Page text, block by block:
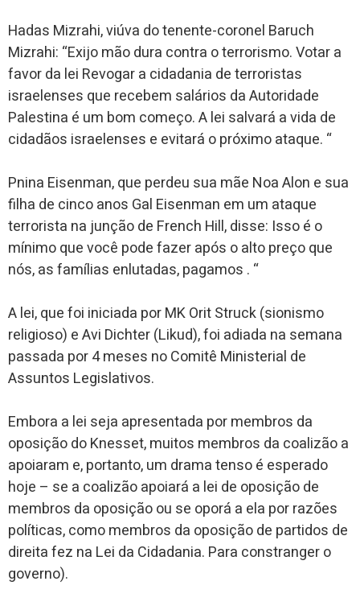
Hadas Mizrahi, viúva do tenente-coronel Baruch
Mizrahi: “Exijo mão dura contra o terrorismo. Votar a
favor da lei Revogar a cidadania de terroristas
israelenses que recebem salários da Autoridade
Palestina é um bom começo. A lei salvará a vida de
cidadãos israelenses e evitará o próximo ataque. “
Pnina Eisenman, que perdeu sua mãe Noa Alon e sua
filha de cinco anos Gal Eisenman em um ataque
terrorista na junção de French Hill, disse: Isso é o
mínimo que você pode fazer após o alto preço que
nós, as famílias enlutadas, pagamos . “
A lei, que foi iniciada por MK Orit Struck (sionismo
religioso) e Avi Dichter (Likud), foi adiada na semana
passada por 4 meses no Comitê Ministerial de
Assuntos Legislativos.
Embora a lei seja apresentada por membros da
oposição do Knesset, muitos membros da coalizão a
apoiaram e, portanto, um drama tenso é esperado
hoje – se a coalizão apoiará a lei de oposição de
membros da oposição ou se oporá a ela por razões
políticas, como membros da oposição de partidos de
direita fez na Lei da Cidadania. Para constranger o
governo).